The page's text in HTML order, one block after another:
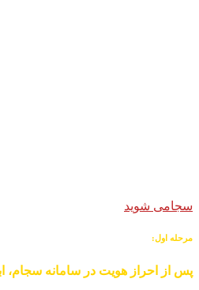
سجامی شوید
مرحله اول:
پس از احراز هویت در سامانه سجام،